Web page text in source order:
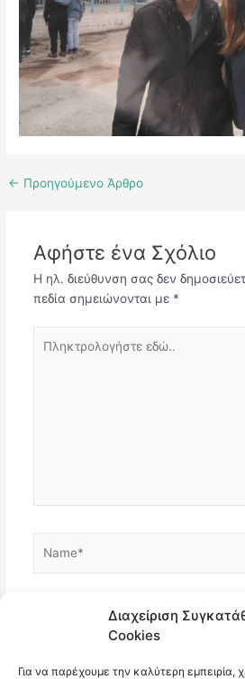
Διαχείριση
Cookies
Για να παρέχουμε την καλύτερη εμπειρία,
← Προηγούμενο Άρθρο
Αφήστε ένα Σχόλιο
Η ηλ. διεύθυνση σας δεν
πεδία σημειώνονται με *
εδώ..